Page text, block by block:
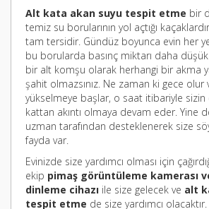
Alt kata akan suyu tespit etme bir
temiz su borularının yol açtığı
tam tersidir. Gündüz boyunca evin her
bu borularda basınç miktarı daha
bir alt komşu olarak herhangi bir akma
şahit olmazsınız. Ne zaman ki gece olur
yükselmeye başlar, o saat itibariyle
kattan akıntı olmaya devam eder. Yine
uzman tarafından desteklenerek size
fayda var.
Evinizde size yardımcı olması için
ekip pimaş görüntüleme kamerası
dinleme cihazı ile size gelecek ve alt
tespit etme de size yardımcı olacaktır.